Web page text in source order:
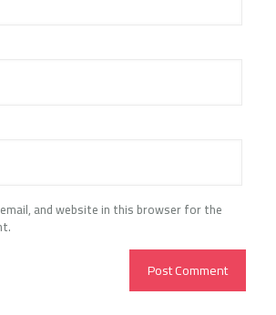
email, and website in this browser for the